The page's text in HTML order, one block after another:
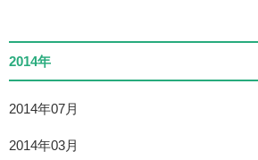
2014年
2014年07月
2014年03月